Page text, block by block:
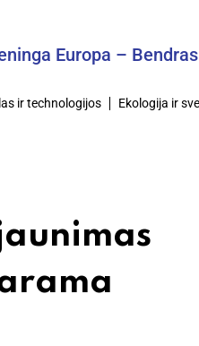
– Bendras Tikslas
ir technologijos Ekologija ir